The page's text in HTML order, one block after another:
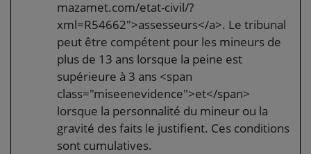
mazamet.com/etat-civil/?
xml=R54662">assesseurs</a>. Le tribunal
peut être compétent pour les mineurs de
plus de 13 ans lorsque la peine est
supérieure à 3 ans <span
class="miseenevidence">et</span>
lorsque la personnalité du mineur ou la
gravité des faits le justifient. Ces conditions
sont cumulatives.